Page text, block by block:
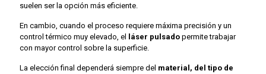
suelen ser la opción más eficiente.
En cambio, cuando el proceso requiere máxima precisión y un
control térmico muy elevado, el láser pulsado permite trabajar
con mayor control sobre la superficie.
La elección final dependerá siempre del material, del tipo de